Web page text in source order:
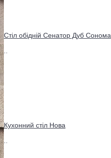
Стіл обідній Сенатор Дуб Сонома
Кухонний стіл Нова
..